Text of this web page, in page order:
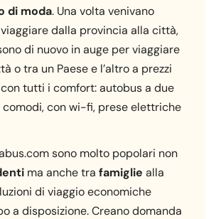
di moda. Una volta venivano
dalla provincia alla città,
di nuovo in auge per viaggiare
o tra un Paese e l’altro a prezzi
tutti i comfort: autobus a due
comodi, con wi-fi, prese elettriche
sono molto popolari non
ma anche trafamiglie alla
di viaggio economiche
a disposizione. Creano domanda